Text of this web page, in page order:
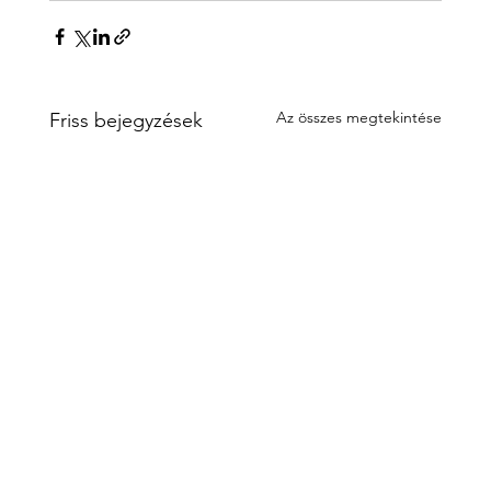
Friss bejegyzések Az összes megtekintése